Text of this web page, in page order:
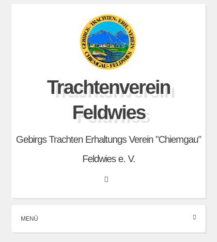
Trachtenverein
Feldwies
Gebirgs Trachten Erhaltungs Verein "Chiemgau"
Feldwies e. V.
Search
MENÜ